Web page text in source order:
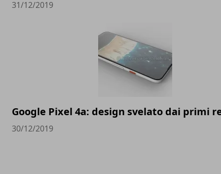
31/12/2019
Google Pixel 4a: design svelato dai primi
30/12/2019